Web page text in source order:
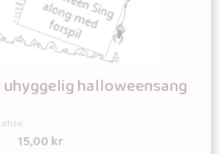
halloweensang
15,00kr